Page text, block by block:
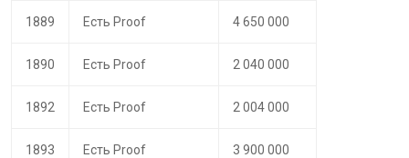
1889 Есть Proof 4 650 000
1890 Есть Proof 2 040 000
1892 Есть Proof 2 004 000
1893 Есть Proof 3 900 000